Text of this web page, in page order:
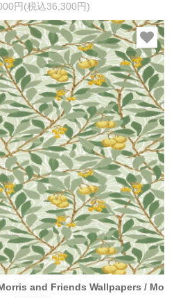
円(税込36,300円)
and Friends Wallpapers / Mo